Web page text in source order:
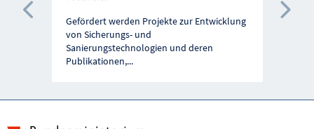
Gefördert werden Projekte zur Entwicklung
von Sicherungs- und
Sanierungstechnologien und deren
Publikationen,...
Vorherige Förderung